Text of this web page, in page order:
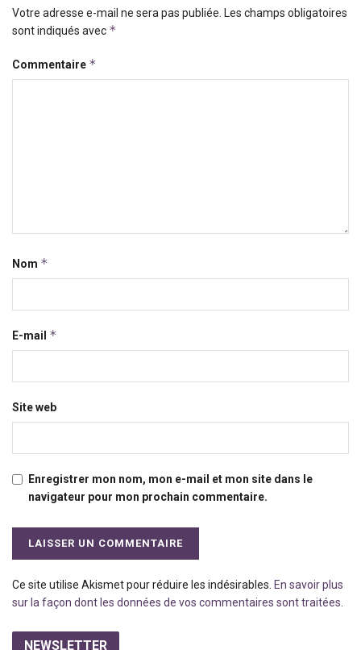
Votre adresse e-mail ne sera pas publiée. Les champs obligatoires
sont indiqués avec *
Commentaire *
Nom *
E-mail *
Site web
Enregistrer mon nom, mon e-mail et mon site dans le
navigateur pour mon prochain commentaire.
Ce site utilise Akismet pour réduire les indésirables. En savoir plus
sur la façon dont les données de vos commentaires sont traitées
NEWSLETTER